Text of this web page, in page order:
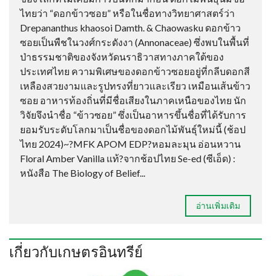
ไทยว่า “ดอกข้าวซอย” หรือในชื่อทางวิทยาศาสตร์ว่า
Drepananthus khaosoi Damth. & Chaowasku ดอกข้าว
ซอยเป็นพืชในวงศ์กระดังงา (Annonaceae) ซึ่งพบในพื้นที่
ป่าธรรมชาติของจังหวัดนราธิวาสทางภาคใต้ของ
ประเทศไทย ความพิเศษของดอกข้าวซอยอยู่ที่กลีบดอกสี
เหลืองสวยงามและรูปทรงที่ยาวและเรียว เหมือนเส้นข้าว
ซอย อาหารท้องถิ่นที่มีชื่อเสียงในภาคเหนือของไทย นัก
วิจัยจึงนำชื่อ “ข้าวซอย” ซึ่งเป็นอาหารขึ้นชื่อที่ได้รับการ
ยอมรับระดับโลกมาเป็นชื่อของดอกไม้พันธุ์ใหม่นี้ (ช้อป
ไทย 2024)~?MFK APOM EDP?หอมละมุน อ่อนหวาน
Floral Amber Vanilla แท้?จากช้อปไทย Se-ed (ซีเอ็ด) :
หนังสือ The Biology of Belief...
อ่านเพิ่มเติม
เกี่ยวกับเกษตรอินทรีย์